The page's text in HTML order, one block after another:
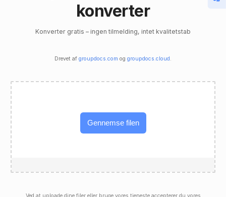
konverter
Konverter gratis – ingen tilmelding, intet kvalitetstab
Drevet af groupdocs.com og groupdocs.cloud .
Gennemse filen
Ved at uploade dine filer eller bruge vores tjeneste accepterer du vores